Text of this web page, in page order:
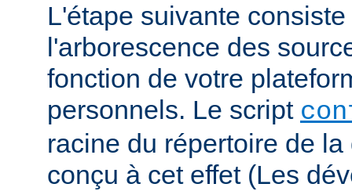
L'étape suivante
l'arborescence des
fonction de votre
personnels. Le script
racine du répertoire de
conçu à cet effet (Les